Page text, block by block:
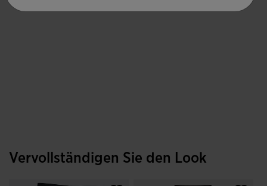
Vervollständigen Sie den Look